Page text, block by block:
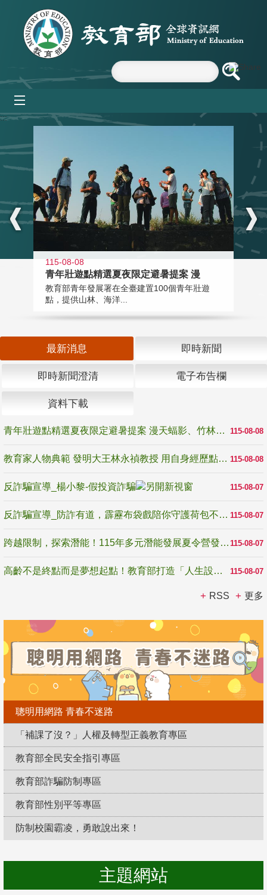
跳到主要內容區塊
:::
115-08-08
青年壯遊點精選夏夜限定避暑提案 漫
教育部青年發展署在全臺建置100個青年壯遊
點，提供山林、海洋...
最新消息 即時新聞
即時新聞澄清 電子布告欄
資料下載
115-08-08
青年壯遊點精選夏夜限定避暑提案 漫天蝠影、竹林尋蛙、茶香夜觀 邀青年暮色出發
115-08-08
教育家人物典範 發明大王林永禎教授 用自身經歷點亮學生的路
115-08-07
反詐騙宣導_楊小黎-假投資詐騙
115-08-07
反詐騙宣導_防詐有道，霹靂布袋戲陪你守護荷包不受騙
115-08-07
跨越限制，探索潛能！115年多元潛能發展夏令營發掘生命無限可能
115-08-07
高齡不是終點而是夢想起點！教育部打造「人生設計夢工場」 參展第3屆高齡健康產業博覽會
RSS 更多
聰明用網路 青春不迷路
「補課了沒？」人權及轉型正義教育專區
教育部全民安全指引專區
教育部詐騙防制專區
教育部性別平等專區
防制校園霸凌，勇敢說出來！
主題網站